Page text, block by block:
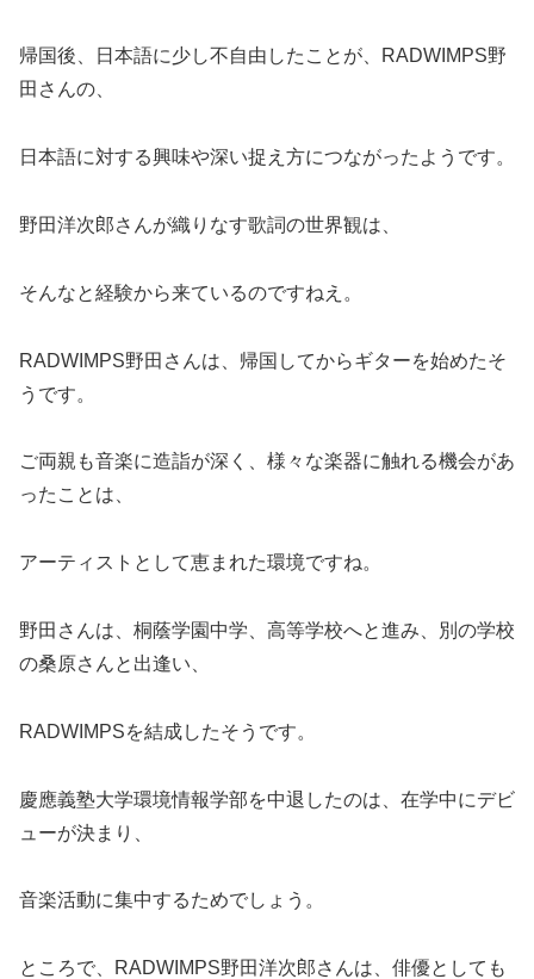
帰国後、日本語に少し不自由したことが、RADWIMPS野
田さんの、
日本語に対する興味や深い捉え方につながったようです。
野田洋次郎さんが織りなす歌詞の世界観は、
そんなと経験から来ているのですねえ。
RADWIMPS野田さんは、帰国してからギターを始めたそ
うです。
ご両親も音楽に造詣が深く、様々な楽器に触れる機会があ
ったことは、
アーティストとして恵まれた環境ですね。
野田さんは、桐蔭学園中学、高等学校へと進み、別の学校
の桑原さんと出逢い、
RADWIMPSを結成したそうです。
慶應義塾大学環境情報学部を中退したのは、在学中にデビ
ューが決まり、
音楽活動に集中するためでしょう。
ところで、RADWIMPS野田洋次郎さんは、俳優としても